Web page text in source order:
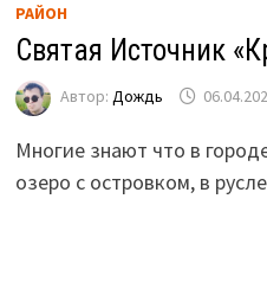
РАЙОН
Святая Источник
Автор: Дождь
Многие знают что в
озеро с островком, в